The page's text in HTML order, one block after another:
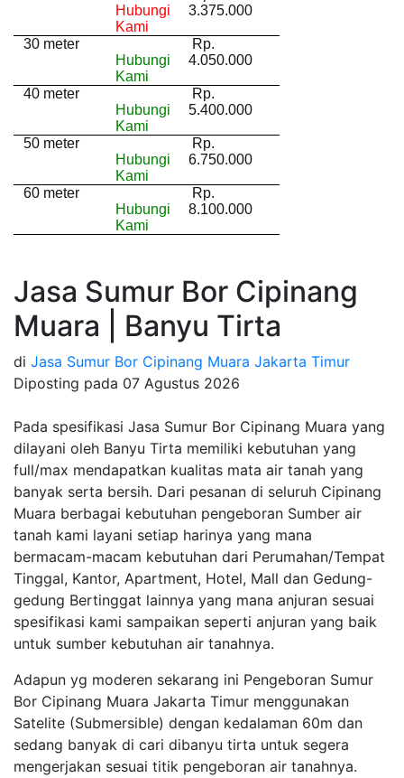
Hubungi
Kami
3.375.000
30 meter
Hubungi
Kami
Rp.
4.050.000
40 meter
Hubungi
Kami
Rp.
5.400.000
50 meter
Hubungi
Kami
Rp.
6.750.000
60 meter
Hubungi
Kami
Rp.
8.100.000
Jasa Sumur Bor Cipinang
Muara | Banyu Tirta
di Jasa Sumur Bor Cipinang Muara Jakarta Timur
Diposting pada 07 Agustus 2026
Pada spesifikasi Jasa Sumur Bor Cipinang Muara yang
dilayani oleh Banyu Tirta memiliki kebutuhan yang
full/max mendapatkan kualitas mata air tanah yang
banyak serta bersih. Dari pesanan di seluruh Cipinang
Muara berbagai kebutuhan pengeboran Sumber air
tanah kami layani setiap harinya yang mana
bermacam-macam kebutuhan dari Perumahan/Tempat
Tinggal, Kantor, Apartment, Hotel, Mall dan Gedung-
gedung Bertinggat lainnya yang mana anjuran sesuai
spesifikasi kami sampaikan seperti anjuran yang baik
untuk sumber kebutuhan air tanahnya.
Adapun yg moderen sekarang ini Pengeboran Sumur
Bor Cipinang Muara Jakarta Timur menggunakan
Satelite (Submersible) dengan kedalaman 60m dan
sedang banyak di cari dibanyu tirta untuk segera
mengerjakan sesuai titik pengeboran air tanahnya.